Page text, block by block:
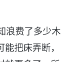
费了多少木
把床弄断，